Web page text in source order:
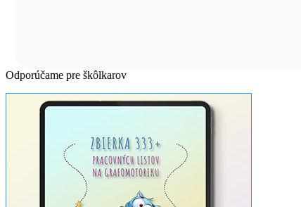
Odporúčame pre škôlkarov